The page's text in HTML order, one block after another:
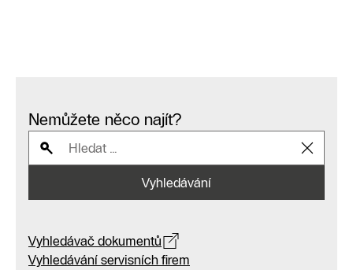
Nemůžete něco najít?
Vyhledávání
Vyhledávač dokumentů
Vyhledávání servisních firem